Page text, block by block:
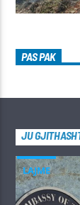
PAS PAK
JU
LAJME